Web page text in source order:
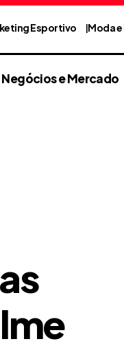
Esportivo Moda
Negócios e Mercado